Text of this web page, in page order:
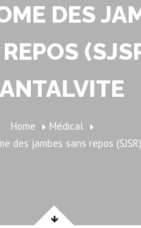
DES
Home
Médical
des jambes sans repos (SJSR)